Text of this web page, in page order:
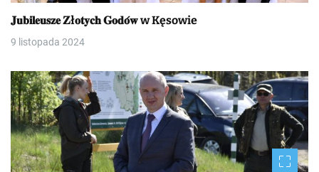
𝐉𝐮𝐛𝐢𝐥𝐞𝐮𝐬𝐳𝐞 𝐙ł𝐨𝐭𝐲𝐜𝐡 𝐆𝐨𝐝𝐨́𝐰 w Kęsowie
9 listopada 2024